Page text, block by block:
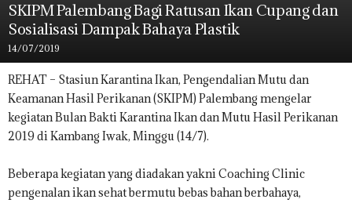
SKIPM Palembang Bagi Ratusan Ikan Cupang dan
Sosialisasi Dampak Bahaya Plastik
14/07/2019
REHAT – Stasiun Karantina Ikan, Pengendalian Mutu dan
Keamanan Hasil Perikanan (SKIPM) Palembang mengelar
kegiatan Bulan Bakti Karantina Ikan dan Mutu Hasil Perikanan
2019 di Kambang Iwak, Minggu (14/7).
Beberapa kegiatan yang diadakan yakni Coaching Clinic
pengenalan ikan sehat bermutu bebas bahan berbahaya,